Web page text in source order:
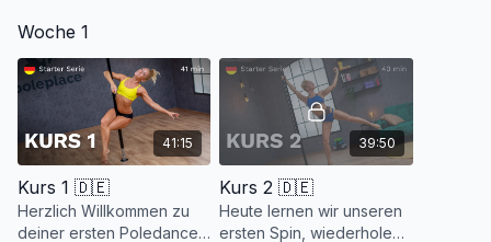
lernst du alles, was du für
einen perfekten Start
deiner Poledance...
Woche 1
41:15
Kurs 1 🇩🇪
Herzlich Willkommen zu
deiner ersten Poledance
39:50
Kurs 2 🇩🇪
Heute lernen wir unseren
ersten Spin, wiederholen